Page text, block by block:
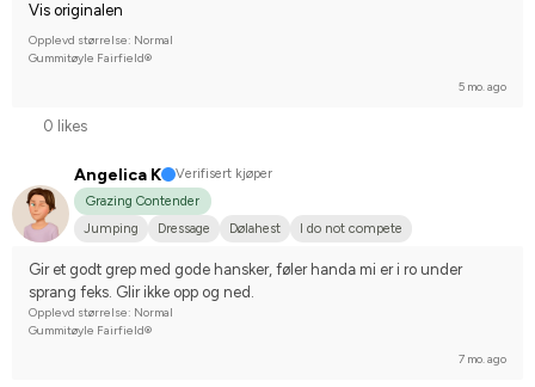
Vis originalen
Opplevd størrelse: Normal
Gummitøyle Fairfield®
5 mo. ago
0 likes
Angelica K
Verifisert kjøper
Grazing Contender
Jumping
Dressage Dølahest I do not compete
Gir et godt grep med gode hansker, føler handa mi er i ro under
sprang feks. Glir ikke opp og ned.
Opplevd størrelse: Normal
Gummitøyle Fairfield®
7 mo. ago